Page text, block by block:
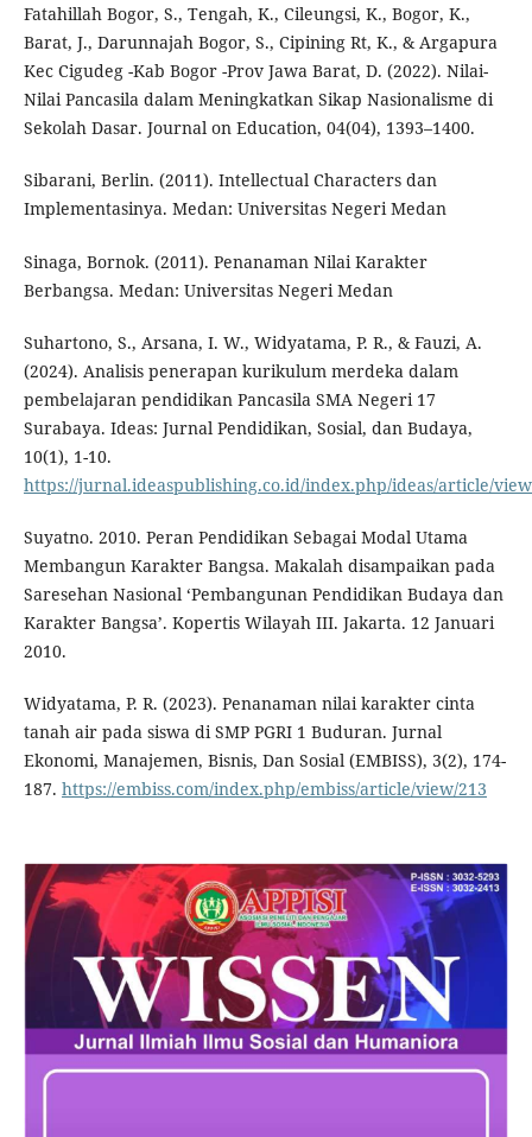
Fatahillah Bogor, S., Tengah, K., Cileungsi, K., Bogor, K.,
Barat, J., Darunnajah Bogor, S., Cipining Rt, K., & Argapura
Kec Cigudeg -Kab Bogor -Prov Jawa Barat, D. (2022). Nilai-
Nilai Pancasila dalam Meningkatkan Sikap Nasionalisme di
Sekolah Dasar. Journal on Education, 04(04), 1393–1400.
Sibarani, Berlin. (2011). Intellectual Characters dan
Implementasinya. Medan: Universitas Negeri Medan
Sinaga, Bornok. (2011). Penanaman Nilai Karakter
Berbangsa. Medan: Universitas Negeri Medan
Suhartono, S., Arsana, I. W., Widyatama, P. R., & Fauzi, A.
(2024). Analisis penerapan kurikulum merdeka dalam
pembelajaran pendidikan Pancasila SMA Negeri 17
Surabaya. Ideas: Jurnal Pendidikan, Sosial, dan Budaya,
10(1), 1-10.
https://jurnal.ideaspublishing.co.id/index.php/ideas/article/
Suyatno. 2010. Peran Pendidikan Sebagai Modal Utama
Membangun Karakter Bangsa. Makalah disampaikan pada
Saresehan Nasional ‘Pembangunan Pendidikan Budaya dan
Karakter Bangsa’. Kopertis Wilayah III. Jakarta. 12 Januari
2010.
Widyatama, P. R. (2023). Penanaman nilai karakter cinta
tanah air pada siswa di SMP PGRI 1 Buduran. Jurnal
Ekonomi, Manajemen, Bisnis, Dan Sosial (EMBISS), 3(2), 174-
187. https://embiss.com/index.php/embiss/article/view/213